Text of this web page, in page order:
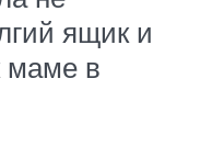
ящик и
маме в